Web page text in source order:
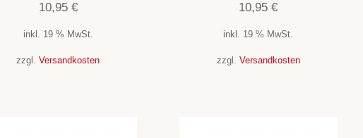
10,95 €
inkl. 19 % MwSt.
zzgl.Versandkosten
10,95€
inkl. 19 % MwSt.
zzgl. Versandkosten